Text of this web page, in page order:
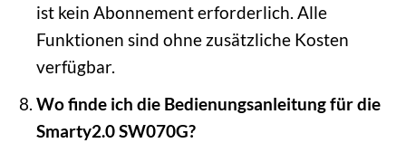
ist kein Abonnement erforderlich. Alle
Funktionen sind ohne zusätzliche Kosten
verfügbar.
Wo finde ich die Bedienungsanleitung für die
Smarty2.0 SW070G?